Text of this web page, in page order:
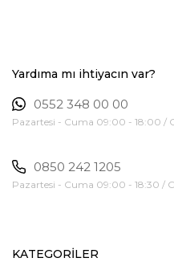
Yardıma mı ihtiyacın var?
0552 348 00 00
Pazartesi - Cuma 09:00 - 18:00 /
0850 242 1205
Pazartesi - Cuma 09:00 - 18:30 /
KATEGORİLER